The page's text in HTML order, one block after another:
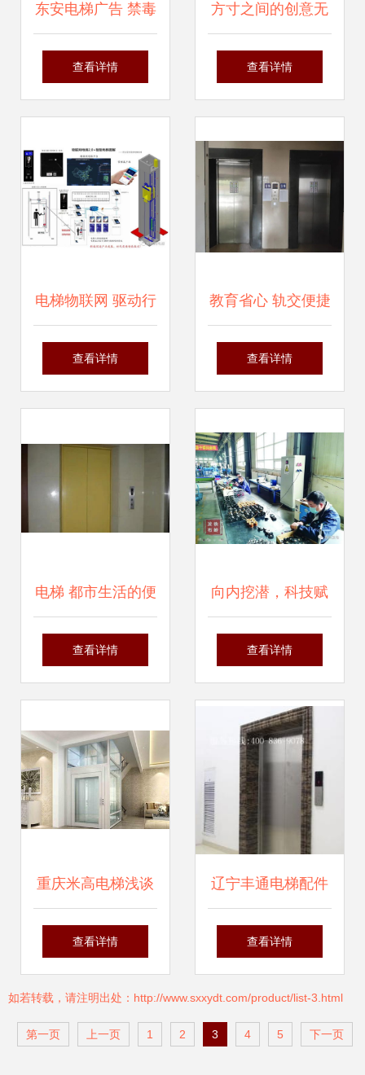
东安电梯广告 禁毒
宣传片滚动播放，
查看详情
方寸之间的创意无
限 那些令人惊艳的
查看详情
电梯物联网 驱动行
业智能化升级的核
查看详情
教育省心 轨交便捷
塘桥板块东方汇景
深度测评
查看详情
电梯 都市生活的便
捷之选，安全与文
查看详情
向内挖潜，科技赋
能 电梯行业的智能
查看详情
重庆米高电梯浅谈
别墅电梯载重量如
查看详情
辽宁丰通电梯配件
厂 电梯行业配件供
查看详情
如若转载，请注明出处：http://www.sxxydt.com/product/list-3.html
第一页 上一页 1 2 3 4 5 下一页